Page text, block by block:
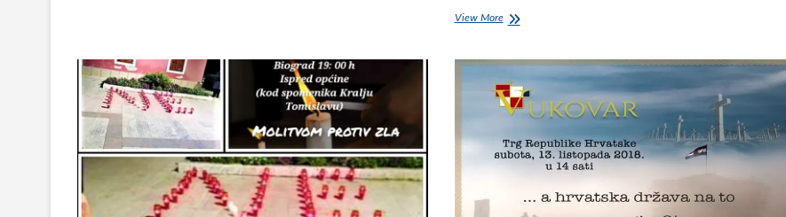
današnji
dan
2016.,
„Dok
ima
nade
nema
predaje“,
govorio
View MoreBiograd
Smrt
Stjepana
Radića
snažno
u
gradu,